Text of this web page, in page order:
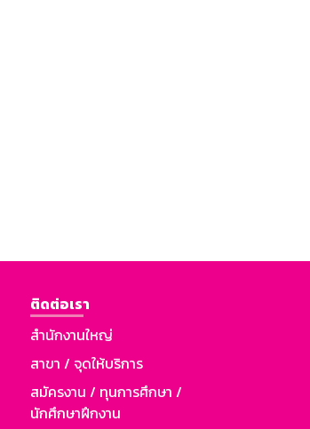
ติดต่อเรา
สำนักงานใหญ่
สาขา / จุดให้บริการ
สมัครงาน / ทุนการศึกษา /
นักศึกษาฝึกงาน